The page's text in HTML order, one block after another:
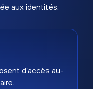
aux identités.
d’accès au-